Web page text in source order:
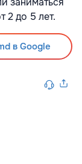
2 до 5 лет.
в Google